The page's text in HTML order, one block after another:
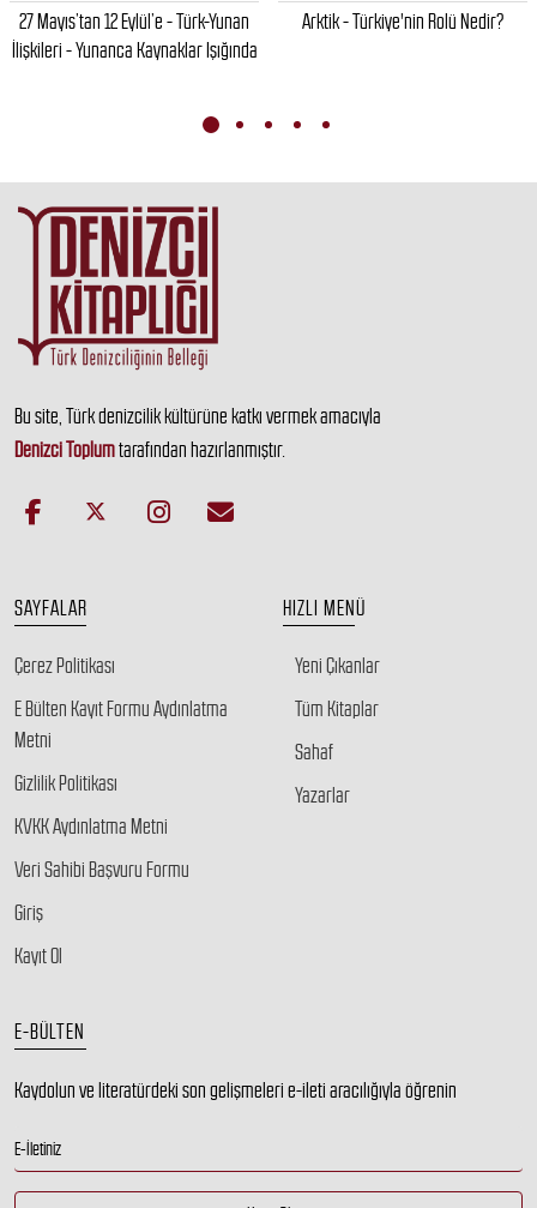
27 Mayıs’tan 12 Eylül’e - Türk-Yunan
İlişkileri - Yunanca Kaynaklar Işığında
Arktik - Türkiye'nin Rolü Nedir?
Bu site, Türk denizcilik kültürüne katkı vermek amacıyla
Denizci Toplumtarafından hazırlanmıştır.
SAYFALAR
Çerez Politikası
E Bülten Kayıt Formu Aydınlatma
Metni
Gizlilik Politikası
KVKK Aydınlatma Metni
Veri Sahibi Başvuru Formu
Giriş
Kayıt Ol
HIZLI MENÜ
Yeni Çıkanlar
Tüm Kitaplar
Sahaf
Yazarlar
E-BÜLTEN
Kaydolun ve literatürdeki son gelişmeleri e-ileti aracılığıyla öğrenin